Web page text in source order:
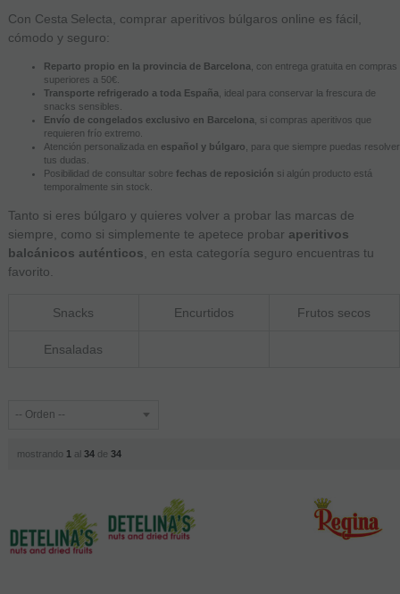
Con Cesta Selecta, comprar aperitivos búlgaros online es fácil,
cómodo y seguro:
Reparto propio en la provincia de Barcelona , con entrega gratuita en compras
superiores a 50€.
Transporte refrigerado a toda España , ideal para conservar la frescura de
snacks sensibles.
Envío de congelados exclusivo en Barcelona , si compras aperitivos que
requieren frío extremo.
Atención personalizada en español y búlgaro , para que siempre puedas resolver
tus dudas.
Posibilidad de consultar sobre fechas de reposición si algún producto está
temporalmente sin stock.
Tanto si eres búlgaro y quieres volver a probar las marcas de
siempre, como si simplemente te apetece probar aperitivos
balcánicos auténticos , en esta categoría seguro encuentras tu
favorito.
Snacks Encurtidos Frutos secos
Ensaladas
mostrando 1 al 34de 34